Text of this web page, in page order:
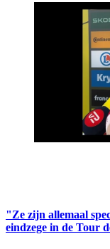
"Ze zijn allemaal
eindzege in de Tour